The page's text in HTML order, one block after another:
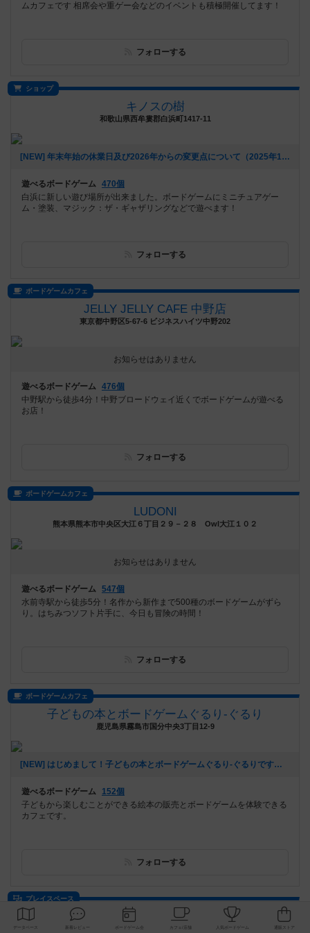
ムカフェです 相席会や重ゲー会などのイベントも積極開催してます！
フォローする
ショップ
キノスの樹
和歌山県西牟婁郡白浜町1417-11
[NEW] 年末年始の休業日及び2026年からの変更点について（2025年11月19日 15時50分）
遊べるボードゲーム 470個
白浜に新しい遊び場所が出来ました。ボードゲームにミニチュアゲー
ム・塗装、マジック：ザ・ギャザリングなどで遊べます！
フォローする
ボードゲームカフェ
JELLY JELLY CAFE 中野店
東京都中野区5-67-6 ビジネスハイツ中野202
お知らせはありません
遊べるボードゲーム 476個
中野駅から徒歩4分！中野ブロードウェイ近くでボードゲームが遊べる
お店！
フォローする
ボードゲームカフェ
LUDONI
熊本県熊本市中央区大江６丁目２９－２８ Owl大江１０２
お知らせはありません
遊べるボードゲーム 547個
水前寺駅から徒歩5分！名作から新作まで500種のボードゲームがずら
り。はちみつソフト片手に、今日も冒険の時間！
フォローする
ボードゲームカフェ
子どもの本とボードゲームぐるり-ぐるり
鹿児島県霧島市国分中央3丁目12-9
[NEW] はじめまして！子どもの本とボードゲームぐるり-ぐるりです（2025年10月22日 23時46分）
遊べるボードゲーム
152個
子どもから楽しむことができる絵本の販売とボードゲームを体験できる
カフェです。
フォローする
プレイスペース
ボードゲームプレイスペース Kinked Tail
大阪府大阪市阿倍野区旭町1-1-26 あべのビル8階